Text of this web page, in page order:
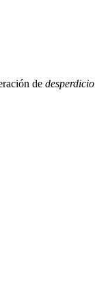
de desperdicio